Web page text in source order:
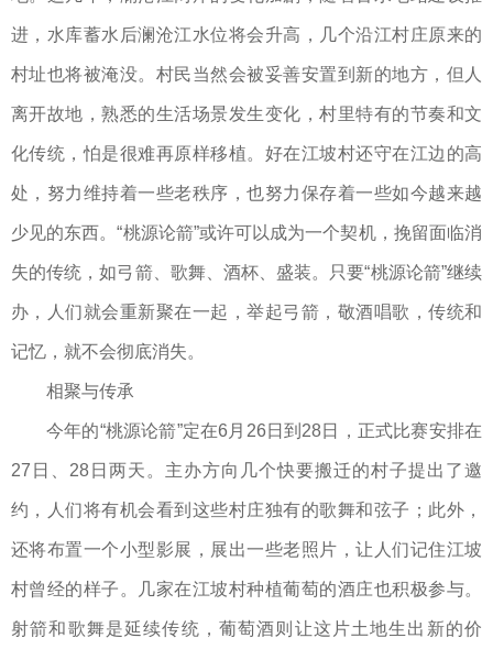
进，水库蓄水后澜沧江水位将会升高，几个沿江村庄原来的
村址也将被淹没。村民当然会被妥善安置到新的地方，但人
离开故地，熟悉的生活场景发生变化，村里特有的节奏和文
化传统，怕是很难再原样移植。好在江坡村还守在江边的高
处，努力维持着一些老秩序，也努力保存着一些如今越来越
少见的东西。“桃源论箭”或许可以成为一个契机，挽留面临消
失的传统，如弓箭、歌舞、酒杯、盛装。只要“桃源论箭”继续
办，人们就会重新聚在一起，举起弓箭，敬酒唱歌，传统和
记忆，就不会彻底消失。
相聚与传承
今年的“桃源论箭”定在6月26日到28日，正式比赛安排在
27日、28日两天。主办方向几个快要搬迁的村子提出了邀
约，人们将有机会看到这些村庄独有的歌舞和弦子；此外，
还将布置一个小型影展，展出一些老照片，让人们记住江坡
村曾经的样子。几家在江坡村种植葡萄的酒庄也积极参与。
射箭和歌舞是延续传统，葡萄酒则让这片土地生出新的价